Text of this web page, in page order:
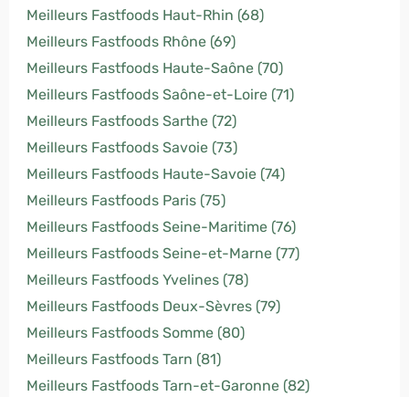
Meilleurs Fastfoods Haut-Rhin (68)
Meilleurs Fastfoods Rhône (69)
Meilleurs Fastfoods Haute-Saône (70)
Meilleurs Fastfoods Saône-et-Loire (71)
Meilleurs Fastfoods Sarthe (72)
Meilleurs Fastfoods Savoie (73)
Meilleurs Fastfoods Haute-Savoie (74)
Meilleurs Fastfoods Paris (75)
Meilleurs Fastfoods Seine-Maritime (76)
Meilleurs Fastfoods Seine-et-Marne (77)
Meilleurs Fastfoods Yvelines (78)
Meilleurs Fastfoods Deux-Sèvres (79)
Meilleurs Fastfoods Somme (80)
Meilleurs Fastfoods Tarn (81)
Meilleurs Fastfoods Tarn-et-Garonne (82)